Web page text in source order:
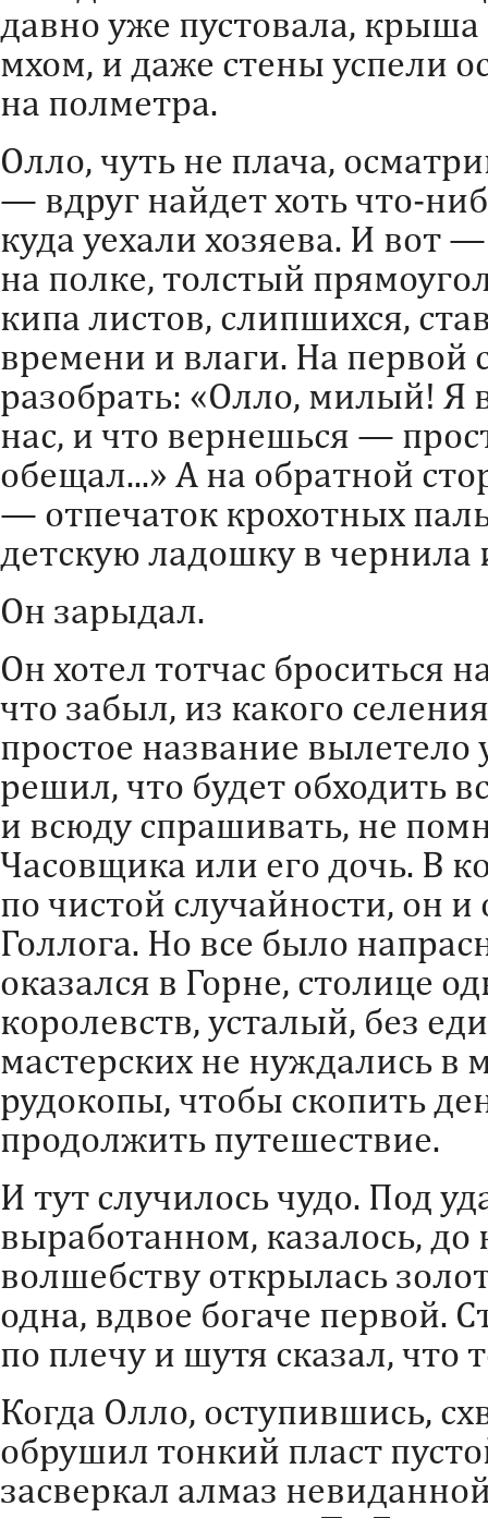
давно уже пустовала, крыша
мхом, и даже стены успели
на полметра.
Олло, чуть не плача,
— вдруг найдет хоть что-
куда уехали хозяева. И вот
на полке, толстый
кипа листов, слипшихся,
времени и влаги. На
разобрать: «Олло, милый! Я
нас, и что вернешься —
обещал...» А на обратной
— отпечаток крохотных
детскую ладошку в чернила
Он зарыдал.
Он хотел тотчас броситься
что забыл, из какого
простое название вылетело
решил, что будет обходить
и всюду спрашивать, не
Часовщика или его дочь. В
по чистой случайности, он и
Голлога. Но все было
оказался в Горне, столице
королевств, усталый, без
мастерских не нуждались в
рудокопы, чтобы скопить
продолжить путешествие.
И тут случилось чудо. Под
выработанном, казалось, до
волшебству открылась
одна, вдвое богаче первой.
по плечу и шутя сказал, что
Когда Олло, оступившись,
обрушил тонкий пласт
засверкал алмаз